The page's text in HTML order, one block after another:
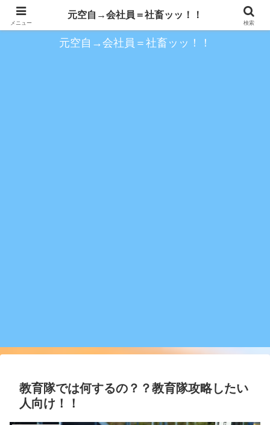
約１０年空自を務め、以降の会社員時代を歩く
元空自→会社員＝社畜ッッ！！
教育隊では何するの？？教育隊攻略したい
人向け！！
メニュー
元空自→会社員＝社畜ッッ！！
検索